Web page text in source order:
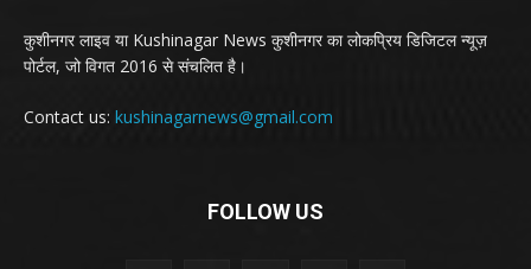
कुशीनगर लाइव या Kushinagar News कुशीनगर का लोकप्रिय डिजिटल न्यूज़
पोर्टल, जो विगत 2016 से संचलित है।
Contact us: kushinagarnews@gmail.com
FOLLOW US